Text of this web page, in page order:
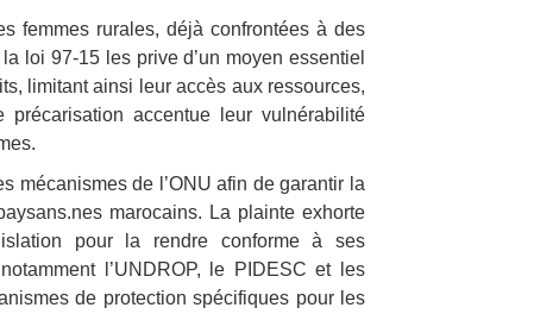
femmes rurales, déjà confrontées à des
loi 97-15 les prive d’un moyen essentiel
limitant ainsi leur accès aux ressources,
accentue leur vulnérabilité
mécanismes de l’ONU afin de garantir la
marocains. La plainte exhorte
pour la rendre conforme à ses
l’UNDROP, le PIDESC et les
de protection spécifiques pour les